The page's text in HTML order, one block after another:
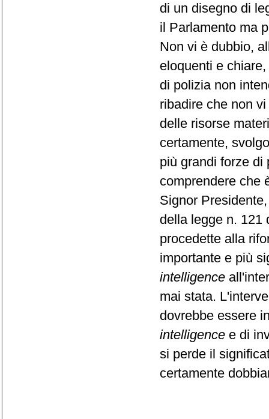
di un disegno di
il Parlamento ma
Non vi è dubbio,
eloquenti e
di polizia non
ribadire che non
delle risorse
certamente,
più grandi forze di
comprendere che
Signor
della legge n. 121
procedette alla
importante e più
intelligence
mai stata.
dovrebbe essere
intelligence e di
si perde il
certamente